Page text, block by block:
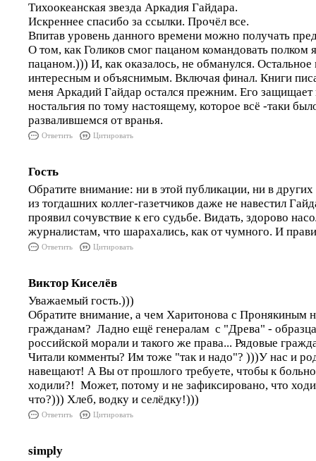
Тихоокеанская звезда Аркадия Гайдара.
Искреннее спасибо за ссылки. Прочёл все.
Впитав уровень данного времени можно получать
О том, как Голиков смог пацаном командовать полком
пацаном.))) И, как оказалось, не обманулся. Остальное
интересным и объяснимым. Включая финал. Книги
меня Аркадий Гайдар остался прежним. Его защищает
ностальгия по тому настоящему, которое всё -таки
развалившемся от вранья.
Ответить Цитировать
Гость
Обратите внимание: ни в этой публикации, ни в
из тогдашних коллег-газетчиков даже не навестил
проявил сочувствие к его судьбе. Видать, здорово
журналистам, что шарахались, как от чумного. И
Ответить Цитировать
Виктор Киселёв
Уважаемый гость.)))
Обратите внимание, а чем Харитонова с Пронякиным
гражданам? Ладно ещё генералам с "Древа" -
российской морали и такого же права... Рядовые
Читали комменты? Им тоже "так и надо"? )))У нас и
навещают! А Вы от прошлого требуете, чтобы к
ходили?! Может, потому и не зафиксировано, что
что?))) Хлеб, водку и селёдку!)))
Ответить Цитировать
simply